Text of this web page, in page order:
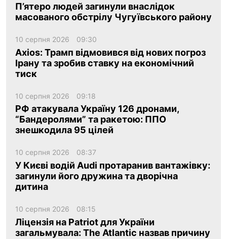
П’ятеро людей загинули внаслідок
масованого обстрілу Чугуївського району
10 серпня 2026 09:30
Axios: Трамп відмовився від нових погроз
Ірану та зробив ставку на економічний
тиск
10 серпня 2026 09:18
РФ атакувала Україну 126 дронами,
“Бандеролями” та ракетою: ППО
знешкодила 95 цілей
10 серпня 2026 08:37
У Києві водій Audi протаранив вантажівку:
загинули його дружина та дворічна
дитина
10 серпня 2026 08:15
Ліцензія на Patriot для України
загальмувала: The Atlantic назвав причину